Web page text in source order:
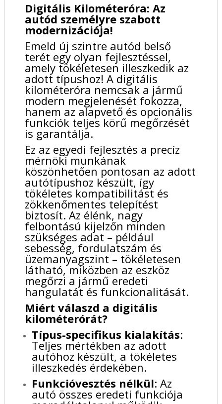
Digitális Kilométeróra: Az
autód személyre szabott
modernizációja!
Emeld új szintre autód belső
terét egy olyan fejlesztéssel,
amely tökéletesen illeszkedik az
adott típushoz! A digitális
kilométeróra nemcsak a jármű
modern megjelenését fokozza,
hanem az alapvető és opcionális
funkciók teljes körű megőrzését
is garantálja.
Ez az egyedi fejlesztés a precíz
mérnöki munkának
köszönhetően pontosan az adott
autótípushoz készült, így
tökéletes kompatibilitást és
zökkenőmentes telepítést
biztosít. Az élénk, nagy
felbontású kijelzőn minden
szükséges adat – például
sebesség, fordulatszám és
üzemanyagszint – tökéletesen
látható, miközben az eszköz
megőrzi a jármű eredeti
hangulatát és funkcionalitását.
Miért válaszd a digitális
kilométerórát?
Típus-specifikus kialakítás:
Teljes mértékben az adott
autóhoz készült, a tökéletes
illeszkedés érdekében.
Funkcióvesztés nélkül: Az
autó összes eredeti funkciója